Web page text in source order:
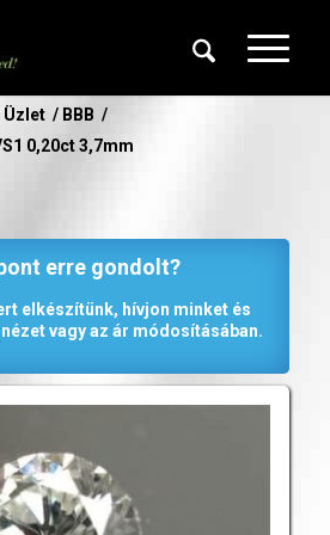
Üzlet / BBB /
0,20ct 3,7mm
erre gondolt?
elkészítünk, hívjon minket és
vagy az ár módosításában.